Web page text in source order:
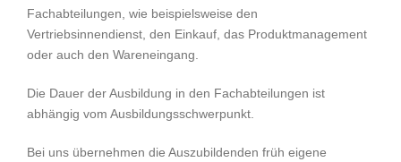
Fachabteilungen, wie beispielsweise den
Vertriebsinnendienst, den Einkauf, das Produktmanagement
oder auch den Wareneingang.
Die Dauer der Ausbildung in den Fachabteilungen ist
abhängig vom Ausbildungsschwerpunkt.
Bei uns übernehmen die Auszubildenden früh eigene